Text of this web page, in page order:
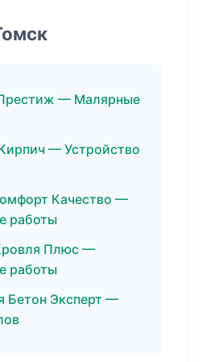
— Малярные
— Устройство
Качество —
работы
Плюс —
работы
Бетон Эксперт —